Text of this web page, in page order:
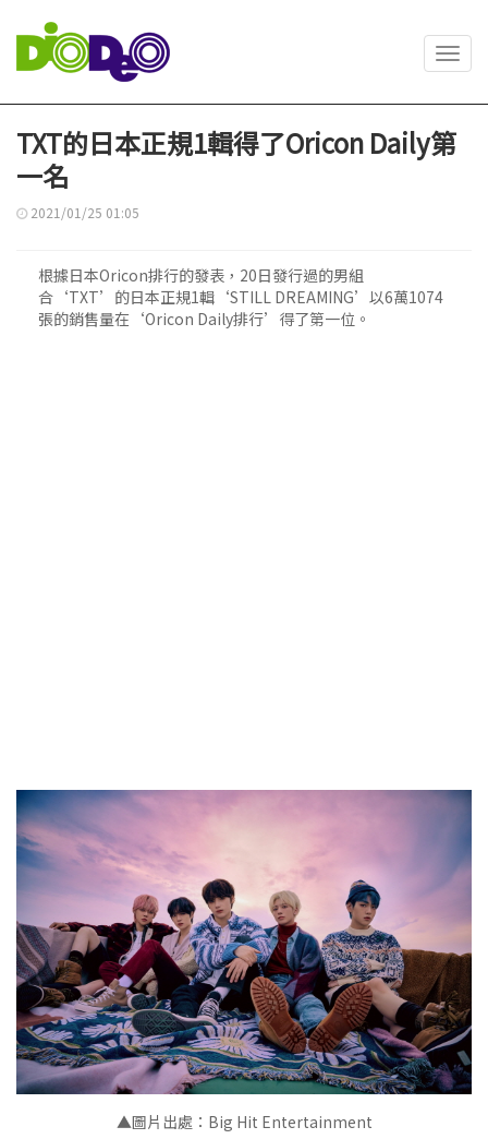
TXT的日本正規1輯得了Oricon Daily第
一名
2021/01/25 01:05
根據日本Oricon排行的發表，20日發行過的男組
合‘TXT’的日本正規1輯‘STILL DREAMING’以6萬1074
張的銷售量在‘Oricon Daily排行’得了第一位。
▲圖片出處：Big Hit Entertainment